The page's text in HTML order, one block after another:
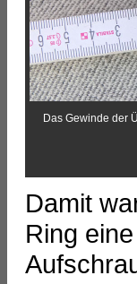
Das Gewinde der
Damit
Ring